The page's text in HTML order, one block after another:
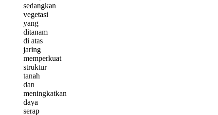
sedangkan
vegetasi
yang
ditanam
di atas
jaring
memperkuat
struktur
tanah
dan
meningkatkan
daya
serap